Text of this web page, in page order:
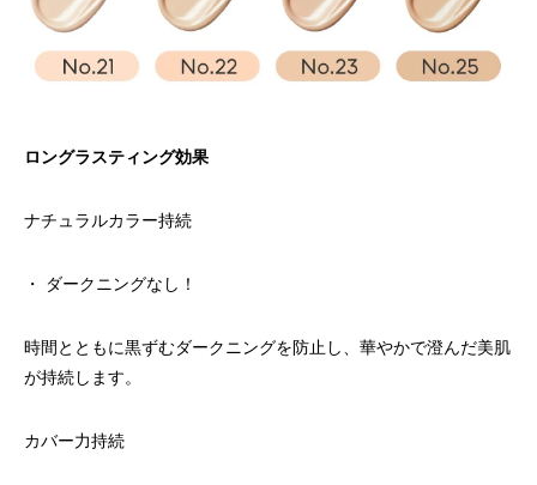
ロングラスティング効果
ナチュラルカラー持続
・ ダークニングなし！
時間とともに黒ずむダークニングを防止し、華やかで澄んだ美肌
が持続します。
カバー力持続